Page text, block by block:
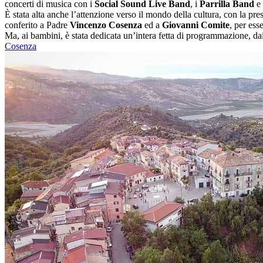
concerti di musica con i Social Sound Live Band, i Parrilla Band
È stata alta anche l’attenzione verso il mondo della cultura, con la
conferito a Padre Vincenzo Cosenza ed a Giovanni Comite, per
Ma, ai bambini, è stata dedicata un’intera fetta di programmazione,
Cosenza